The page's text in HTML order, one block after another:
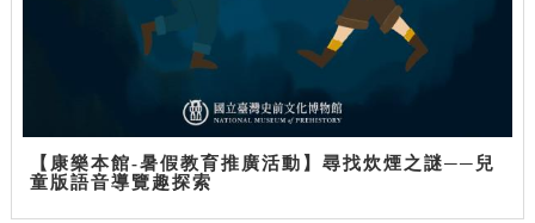
【康樂本館-暑假教育推廣活動】尋找炊煙之謎──兒
童版語音導覽趣探索